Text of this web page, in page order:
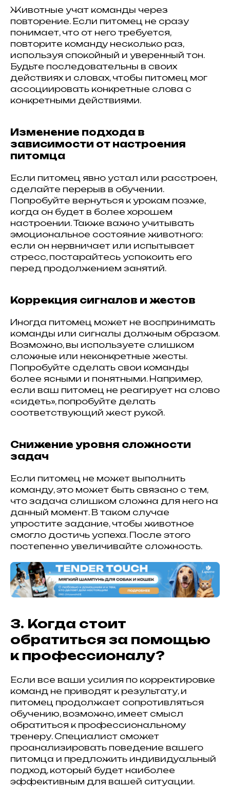
Животные учат команды через
повторение. Если питомец не сразу
понимает, что от него требуется,
повторите команду несколько раз,
используя спокойный и уверенный тон.
Будьте последовательны в своих
действиях и словах, чтобы питомец мог
ассоциировать конкретные слова с
конкретными действиями.
Изменение подхода в
зависимости от настроения
питомца
Если питомец явно устал или расстроен,
сделайте перерыв в обучении.
Попробуйте вернуться к урокам позже,
когда он будет в более хорошем
настроении. Также важно учитывать
эмоциональное состояние животного:
если он нервничает или испытывает
стресс, постарайтесь успокоить его
перед продолжением занятий.
Коррекция сигналов и жестов
Иногда питомец может не воспринимать
команды или сигналы должным образом.
Возможно, вы используете слишком
сложные или неконкретные жесты.
Попробуйте сделать свои команды
более ясными и понятными. Например,
если ваш питомец не реагирует на слово
«сидеть», попробуйте делать
соответствующий жест рукой.
Снижение уровня сложности
задач
Если питомец не может выполнить
команду, это может быть связано с тем,
что задача слишком сложна для него на
данный момент. В таком случае
упростите задание, чтобы животное
смогло достичь успеха. После этого
постепенно увеличивайте сложность.
3. Когда стоит
обратиться за помощью
к профессионалу?
Если все ваши усилия по корректировке
команд не приводят к результату, и
питомец продолжает сопротивляться
обучению, возможно, имеет смысл
обратиться к профессиональному
тренеру. Специалист сможет
проанализировать поведение вашего
питомца и предложить индивидуальный
подход, который будет наиболее
эффективным для вашей ситуации.